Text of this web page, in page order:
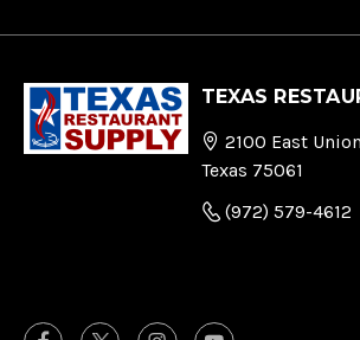
TEXAS
2100 East
Texas 75061
(972) 579-4612